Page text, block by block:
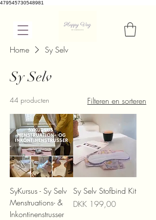
479545730548981
Home Sy Selv
Sy Selv
44 producten Filteren en sorteren
SyKursus - Sy Selv
Menstruations- &
Inkontinenstrusser
Sy Selv Stofbind Kit
Prijs
DKK 199,00